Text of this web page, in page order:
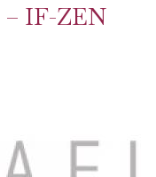
IF-ZEN